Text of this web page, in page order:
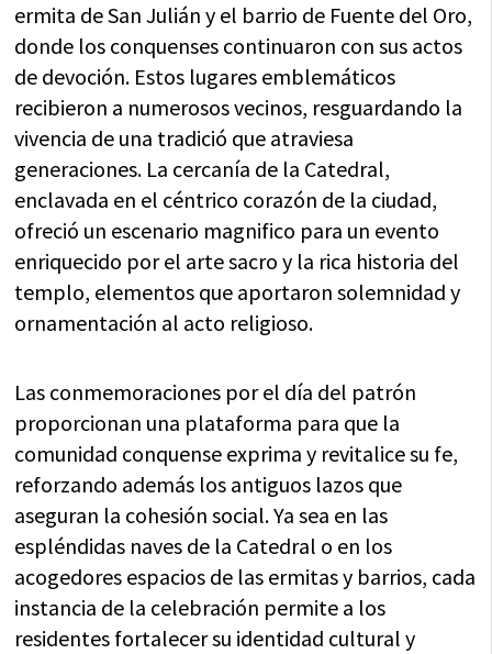
ermita de San Julián y el barrio de Fuente del Oro,
donde los conquenses continuaron con sus actos
de devoción. Estos lugares emblemáticos
recibieron a numerosos vecinos, resguardando la
vivencia de una tradició que atraviesa
generaciones. La cercanía de la Catedral,
enclavada en el céntrico corazón de la ciudad,
ofreció un escenario magnifico para un evento
enriquecido por el arte sacro y la rica historia del
templo, elementos que aportaron solemnidad y
ornamentación al acto religioso.
Las conmemoraciones por el día del patrón
proporcionan una plataforma para que la
comunidad conquense exprima y revitalice su fe,
reforzando además los antiguos lazos que
aseguran la cohesión social. Ya sea en las
espléndidas naves de la Catedral o en los
acogedores espacios de las ermitas y barrios, cada
instancia de la celebración permite a los
residentes fortalecer su identidad cultural y